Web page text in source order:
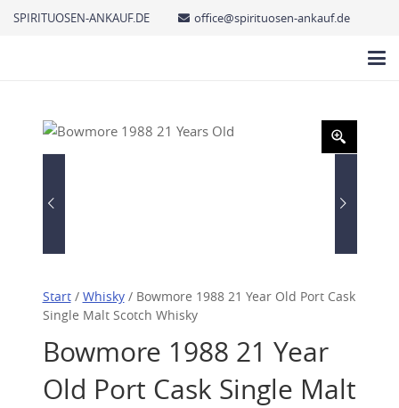
SPIRITUOSEN-ANKAUF.DE office@spirituosen-ankauf.de
Start/ Whisky/ Bowmore 1988 21 Year Old Port Cask
Single Malt Scotch Whisky
Bowmore 1988 21 Year
Old Port Cask Single Malt